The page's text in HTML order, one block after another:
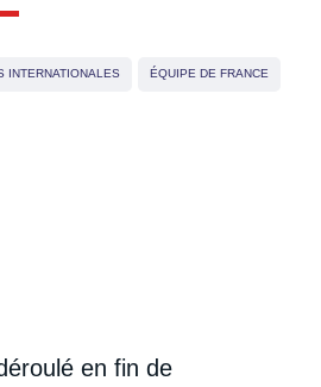
INTERNATIONALES ÉQUIPE DE FRANCE
en fin de